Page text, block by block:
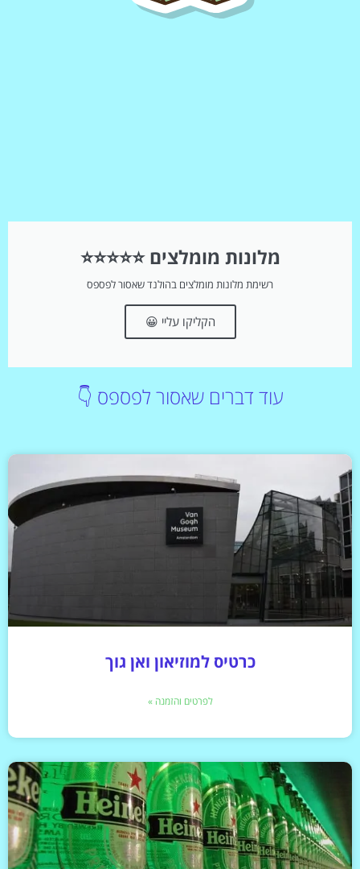
מלונות מומלצים ⭐⭐⭐⭐⭐
רשימת מלונות מומלצים בהולנד שאסור לפספס
הקליקו עליי 😀
עוד דברים שאסור לפספס 👇
כרטיס למוזיאון ואן גוך
לפרטים והזמנה »